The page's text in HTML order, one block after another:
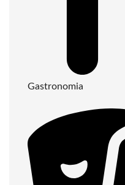
Gastronomia